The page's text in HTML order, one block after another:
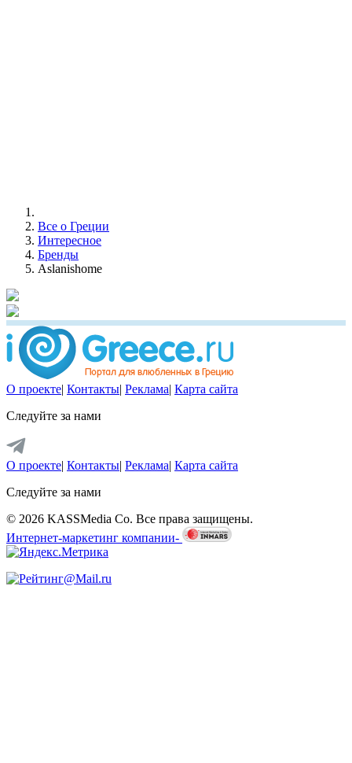
Все о Греции
Интересное
Бренды
Aslanishome
О проекте| Контакты| Реклама| Карта сайта
Следуйте за нами
О проекте| Контакты| Реклама| Карта сайта
Следуйте за нами
© 2026 KASSMedia Co. Все права защищены.
Интернет-маркетинг компании-